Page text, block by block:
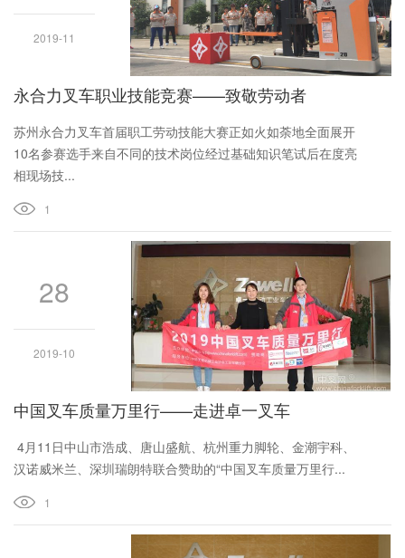
2019-11
永合力叉车职业技能竞赛——致敬劳动者
苏州永合力叉车首届职工劳动技能大赛正如火如荼地全面展开
10名参赛选手来自不同的技术岗位经过基础知识笔试后在度亮
相现场技...
1
28
2019-10
中国叉车质量万里行——走进卓一叉车
4月11日中山市浩成、唐山盛航、杭州重力脚轮、金潮宇科、
汉诺威米兰、深圳瑞朗特联合赞助的“中国叉车质量万里行...
1